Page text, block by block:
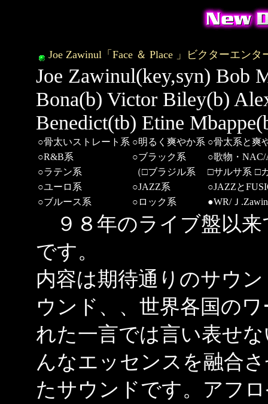
Joe Zawinul「Face ＆ Place 」ビクターエン
Joe Zawinul(key,syn) Bob
Bona(b) Victor Biley(b)
Benedict(tb) Etine
○骨太いストレート系 ○明るく爽やか系 ○骨太系と爽
○R&B系
○ブラック系
○歌物・NAC/
○ラテン系
（□ブラジル系 □サルサ系 □
○ユーロ系
○JAZZ系
○JAZZと
○ブルース系
○ロック系 ●WR/Ｊ
９８年のライブ盤以来
です。
内容は期待通りのサウ
ウンド、、世界各国の
れた一言では言い表せ
んなエッセンスを融合
たサウンドです。アフ